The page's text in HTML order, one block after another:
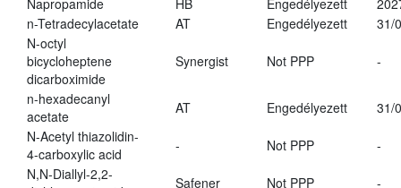
Napropamide
HB Engedélyezett
n-Tetradecylacetate
AT Engedélyezett
31/
N-octyl
bicycloheptene
dicarboximide
Synergist Not PPP -
n-hexadecanyl
acetate
AT Engedélyezett
31/
N-Acetyl thiazolidin-
4-carboxylic acid
- Not PPP
-
N,N-Diallyl-2,2-
Safener Not PPP
-